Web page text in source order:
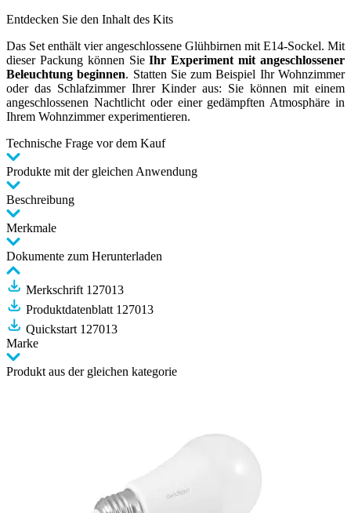
Entdecken Sie den Inhalt des Kits
Das Set enthält vier angeschlossene Glühbirnen mit E14-Sockel. Mit
dieser Packung können SieIhr Experiment mit angeschlossener
Beleuchtung beginnen. Statten Sie zum Beispiel Ihr Wohnzimmer
oder das Schlafzimmer Ihrer Kinder aus: Sie können mit einem
angeschlossenen Nachtlicht oder einer gedämpften Atmosphäre in
Ihrem Wohnzimmer experimentieren.
Technische Frage vor dem Kauf
Produkte mit der gleichen Anwendung
Beschreibung
Merkmale
Dokumente zum Herunterladen
Merkschrift 127013
Produktdatenblatt 127013
Quickstart 127013
Marke
Produkt aus der gleichen kategorie